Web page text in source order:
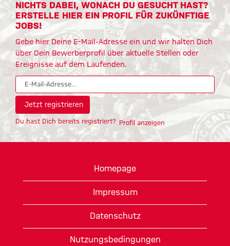
NICHTS DABEI, WONACH DU GESUCHT HAST?
ERSTELLE HIER EIN PROFIL FÜR ZUKÜNFTIGE
JOBS!
Gebe hier Deine E-Mail-Adresse ein und wir halten Dich
über Dein Bewerberprofil über aktuelle Stellen oder
Ereignisse auf dem Laufenden.
Du hast Dich bereits registriert? Profil anzeigen
Homepage
Impressum
Datenschutz
Nutzungsbedingungen